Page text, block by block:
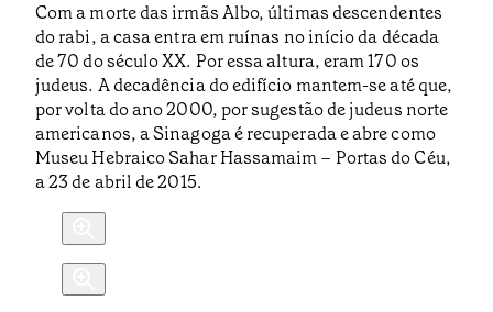
Com a morte das irmãs Albo, últimas descendentes
do rabi, a casa entra em ruínas no início da década
de 70 do século XX. Por essa altura, eram 170 os
judeus. A decadência do edifício mantem-se até que,
por volta do ano 2000, por sugestão de judeus norte
americanos, a Sinagoga é recuperada e abre como
Museu Hebraico Sahar Hassamaim – Portas do Céu,
a 23 de abril de 2015.